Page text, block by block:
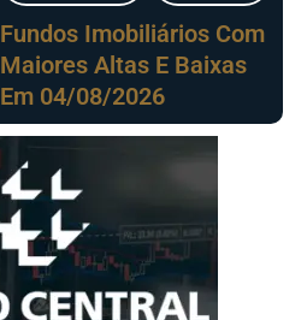
Fundos Imobiliários Com
Maiores Altas E Baixas
Em 04/08/2026